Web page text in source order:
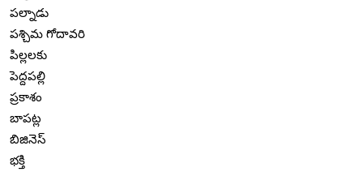
పల్నాడు
పశ్చిమ గోదావరి
పిల్లలకు
పెద్దపల్లి
ప్రకాశం
బాపట్ల
బిజినెస్
భక్తి